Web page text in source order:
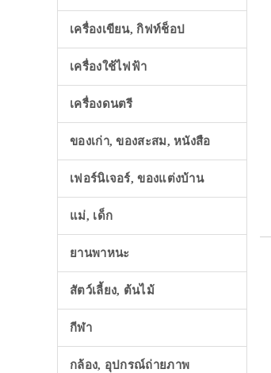
เครื่องเขียน, กิฟท์ช็อป
เครื่องใช้ไฟฟ้า
เครื่องดนตรี
ของเก่า, ของสะสม, หนังสือ
เฟอร์นิเจอร์, ของแต่งบ้าน
แม่, เด็ก
ยานพาหนะ
สัตว์เลี้ยง, ต้นไม้
กีฬา
กล้อง, อุปกรณ์ถ่ายภาพ